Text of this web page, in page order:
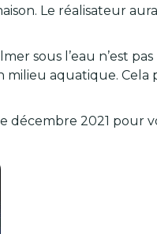
Le réalisateur
sous l’eau n’est pas
aquatique. Cela
décembre 2021 pour